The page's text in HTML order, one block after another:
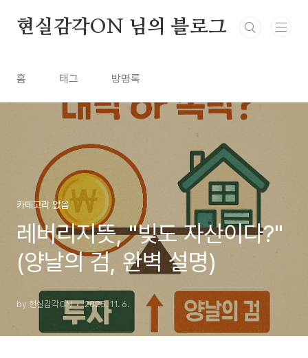
현실감각ON 님의 블로그
홈 태그 방명록
카테고리 없음
레버리지뜻, "빚도 자산이다?"
(양날의 검, 완벽 설명)
by 현실감각ON 2025. 11. 6.